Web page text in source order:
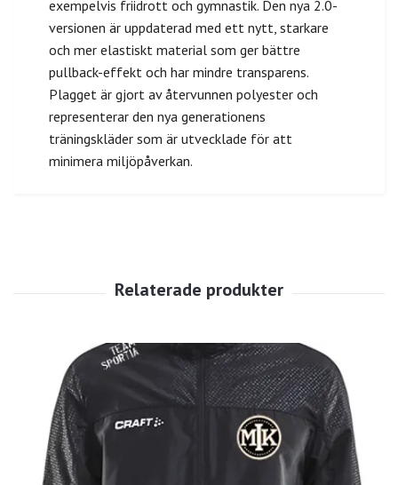
exempelvis friidrott och gymnastik. Den nya 2.0-
versionen är uppdaterad med ett nytt, starkare
och mer elastiskt material som ger bättre
pullback-effekt och har mindre transparens.
Plagget är gjort av återvunnen polyester och
representerar den nya generationens
träningskläder som är utvecklade för att
minimera miljöpåverkan.